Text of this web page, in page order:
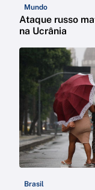
Mundo
Ataque russo
na Ucrânia
Brasil